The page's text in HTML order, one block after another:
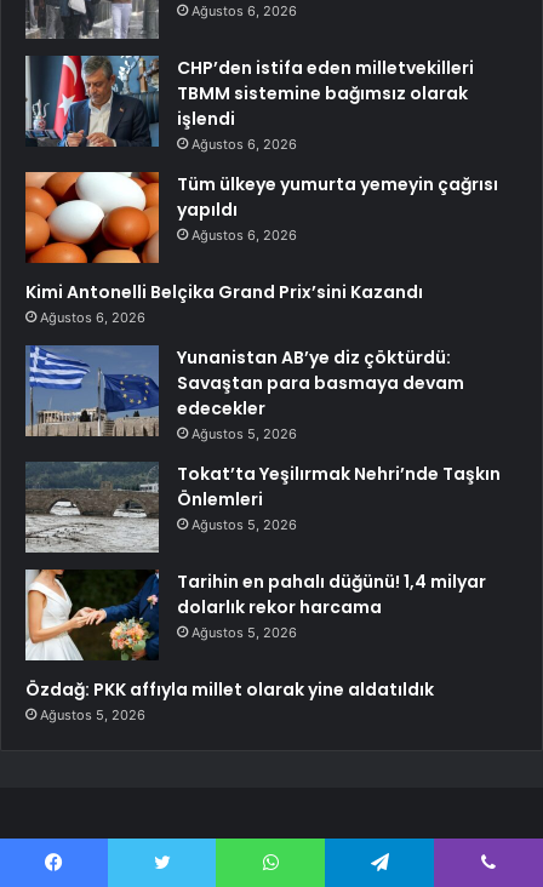
Ağustos 6, 2026
CHP’den istifa eden milletvekilleri
TBMM sistemine bağımsız olarak
işlendi
Ağustos 6, 2026
Tüm ülkeye yumurta yemeyin çağrısı
yapıldı
Ağustos 6, 2026
Kimi Antonelli Belçika Grand Prix’sini Kazandı
Ağustos 6, 2026
Yunanistan AB’ye diz çöktürdü:
Savaştan para basmaya devam
edecekler
Ağustos 5, 2026
Tokat’ta Yeşilırmak Nehri’nde Taşkın
Önlemleri
Ağustos 5, 2026
Tarihin en pahalı düğünü! 1,4 milyar
dolarlık rekor harcama
Ağustos 5, 2026
Özdağ: PKK affıyla millet olarak yine aldatıldık
Ağustos 5, 2026
En Güncel Haberler